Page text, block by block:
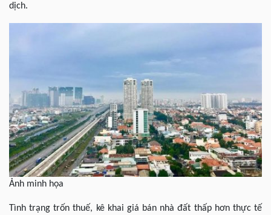
dịch.
Ảnh minh họa
Tình trạng trốn thuế, kê khai giá bán nhà đất thấp hơn thực tế